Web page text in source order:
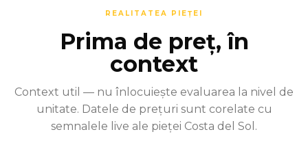
REALITATEA PIEȚEI
Prima de preț, în
context
Context util — nu înlocuiește evaluarea la nivel de
unitate. Datele de prețuri sunt corelate cu
semnalele live ale pieței Costa del Sol.